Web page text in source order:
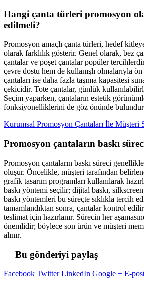
Hangi çanta türleri promosyon
edilmeli?
Promosyon amaçlı çanta türleri, hedef
olarak farklılık gösterir. Genel olarak, bez
çantalar ve poşet çantalar popüler
çevre dostu hem de kullanışlı olmalarıyla ön
çantaları ise daha fazla taşıma kapasitesi
çekicidir. Tote çantalar, günlük
Seçim yaparken, çantaların estetik
fonksiyonelliklerini de göz önünde
Kurumsal Promosyon Çantaları İle Müşteri
Promosyon çantaların baskı
Promosyon çantaların baskı süreci
oluşur. Öncelikle, müşteri tarafından
grafik tasarım programları kullanılarak
baskı yöntemi seçilir; dijital baskı,
baskı yöntemleri bu süreçte sıklıkla tercih
tamamlandıktan sonra, çantalar kontrol
teslimat için hazırlanır. Sürecin her
önemlidir; böylece son ürün ve müşteri
alınır.
Bu gönderiyi paylaş
Facebook Twitter LinkedIn Google + E-